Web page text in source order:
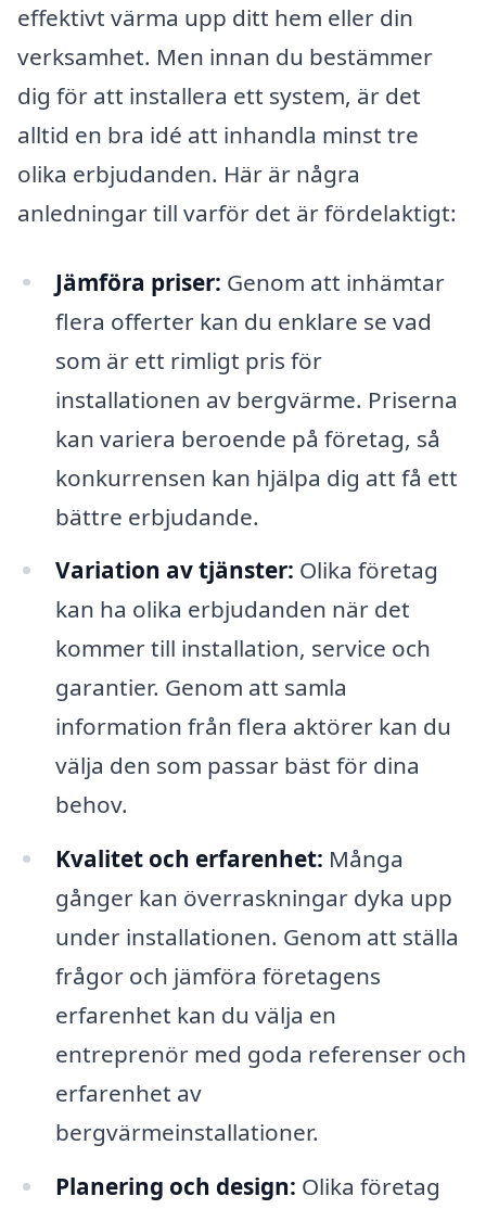
effektivt värma upp ditt hem eller din
verksamhet. Men innan du bestämmer
dig för att installera ett system, är det
alltid en bra idé att inhandla minst tre
olika erbjudanden. Här är några
anledningar till varför det är fördelaktigt:
Jämföra priser: Genom att inhämtar
flera offerter kan du enklare se vad
som är ett rimligt pris för
installationen av bergvärme. Priserna
kan variera beroende på företag, så
konkurrensen kan hjälpa dig att få ett
bättre erbjudande.
Variation av tjänster: Olika företag
kan ha olika erbjudanden när det
kommer till installation, service och
garantier. Genom att samla
information från flera aktörer kan du
välja den som passar bäst för dina
behov.
Kvalitet och erfarenhet: Många
gånger kan överraskningar dyka upp
under installationen. Genom att ställa
frågor och jämföra företagens
erfarenhet kan du välja en
entreprenör med goda referenser och
erfarenhet av
bergvärmeinstallationer.
Planering och design: Olika företag